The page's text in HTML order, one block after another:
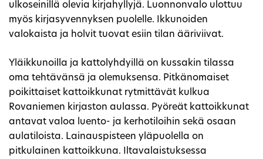
ulkoseinillä olevia kirjahyllyjä. Luonnonvalo ulottuu
myös kirjasyvennyksen puolelle. Ikkunoiden
valokaista ja holvit tuovat esiin tilan ääriviivat.
Yläikkunoilla ja kattolyhdyillä on kussakin tilassa
oma tehtävänsä ja olemuksensa. Pitkänomaiset
poikittaiset kattoikkunat rytmittävät kulkua
Rovaniemen kirjaston aulassa. Pyöreät kattoikkunat
antavat valoa luento- ja kerhotiloihin sekä osaan
aulatiloista. Lainauspisteen yläpuolella on
pitkulainen kattoikkuna. Iltavalaistuksessa